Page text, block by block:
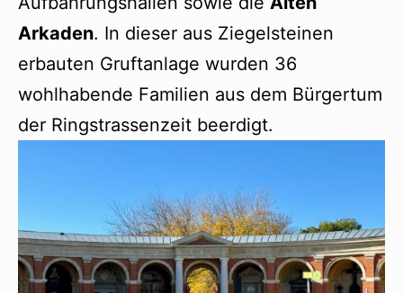
Arkaden. In dieser aus Ziegelsteinen
erbauten Gruftanlage wurden 36
wohlhabende Familien aus dem Bürgertum
der Ringstrassenzeit beerdigt.